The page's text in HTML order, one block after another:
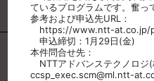
ているプログラムです。奮っ
参考および申込先URL：
https://www.ntt-at.co.jp/
申込締切：1月29日(金)
本件問合せ先：
NTTアドバンステクノロジ
ccsp_exec.scm@ml.ntt-